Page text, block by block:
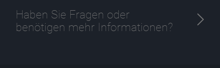
Haben Sie Fragen oder
benötigen mehr Informationen?